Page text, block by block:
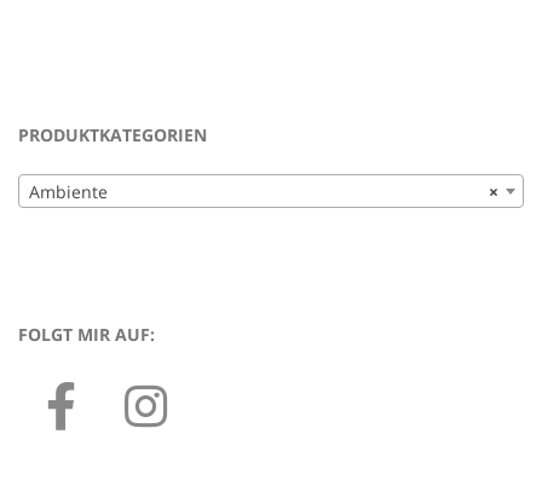
PRODUKTKATEGORIEN
×
Ambiente
FOLGT MIR AUF: